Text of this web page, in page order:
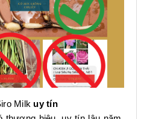
Milk uy tín